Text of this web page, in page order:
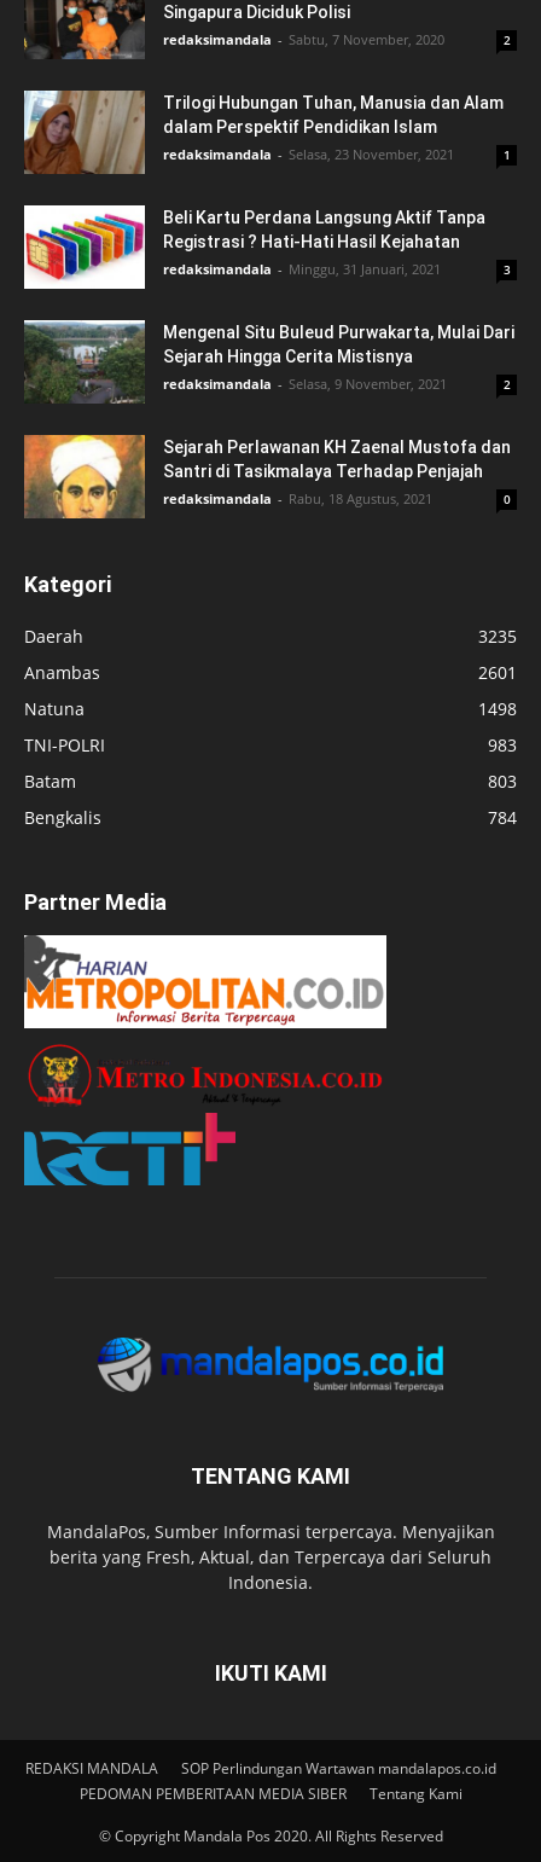
Singapura Diciduk Polisi
redaksimandala - Sabtu, 7 November, 2020 2
Trilogi Hubungan Tuhan, Manusia dan Alam
dalam Perspektif Pendidikan Islam
redaksimandala - Selasa, 23 November, 2021 1
Beli Kartu Perdana Langsung Aktif Tanpa
Registrasi ? Hati-Hati Hasil Kejahatan
redaksimandala - Minggu, 31 Januari, 2021 3
Mengenal Situ Buleud Purwakarta, Mulai Dari
Sejarah Hingga Cerita Mistisnya
redaksimandala - Selasa, 9 November, 2021 2
Sejarah Perlawanan KH Zaenal Mustofa dan
Santri di Tasikmalaya Terhadap Penjajah
redaksimandala - Rabu, 18 Agustus, 2021 0
Kategori
Daerah
3235
Anambas
2601
Natuna
1498
TNI-POLRI
983
Batam
803
Bengkalis
784
Partner Media
TENTANG KAMI
MandalaPos, Sumber Informasi terpercaya. Menyajikan
berita yang Fresh, Aktual, dan Terpercaya dari Seluruh
Indonesia.
IKUTI KAMI
REDAKSI MANDALA
SOP Perlindungan Wartawan mandalapos.co.id
PEDOMAN PEMBERITAAN MEDIA SIBER
Tentang Kami
© Copyright Mandala Pos 2020. All Rights Reserved